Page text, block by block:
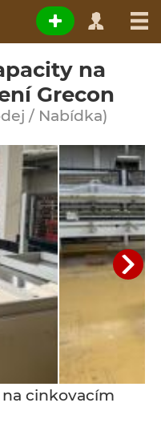
na
Grecon
/ Nabídka)
cinkovacím